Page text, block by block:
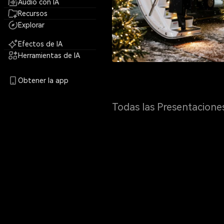
Audio con IA
Recursos
Explorar
Efectos de IA
Herramientas de IA
Obtener la app
Todas las